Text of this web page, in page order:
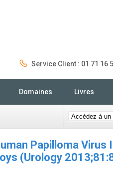
Service Client : 01 71 16
Domaines Livres
Papilloma
(Urology